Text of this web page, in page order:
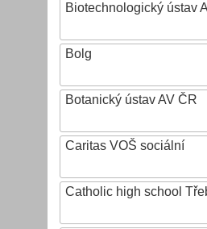
Biotechnologický ústav
Bolg
Botanický ústav AV ČR
Caritas VOŠ sociální
Catholic high school